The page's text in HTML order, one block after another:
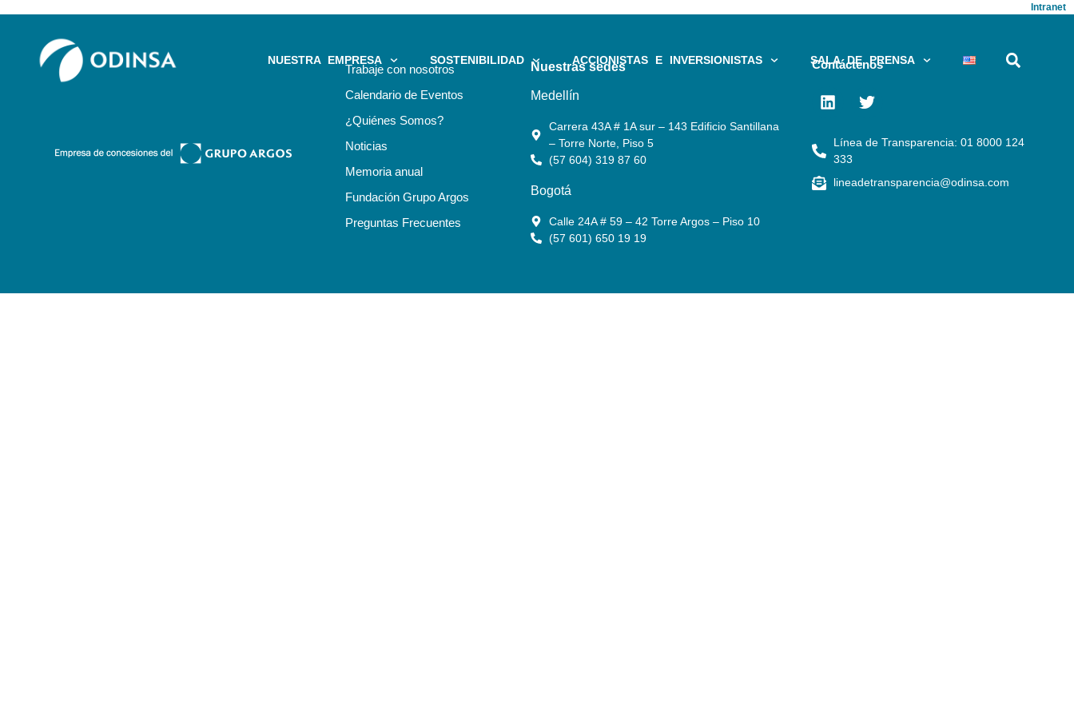
Intranet
NUESTRA EMPRESA SOSTENIBILIDAD ACCIONISTAS E INVERSIONISTAS SALA DE PRENSA
Trabaje con nosotros
Calendario de Eventos
¿Quiénes Somos?
Noticias
Memoria anual
Fundación Grupo Argos
Preguntas Frecuentes
Nuestras sedes
Medellín
Carrera 43A # 1A sur – 143 Edificio Santillana
– Torre Norte, Piso 5
(57 604) 319 87 60
Bogotá
Calle 24A # 59 – 42 Torre Argos – Piso 10
(57 601) 650 19 19
Contáctenos
Línea de Transparencia: 01 8000 124
333
lineadetransparencia@odinsa.com